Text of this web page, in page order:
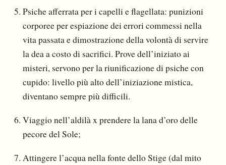
Psiche afferrata per i capelli e flagellata: punizioni
corporee per espiazione dei errori commessi nella
vita passata e dimostrazione della volontà di servire
la dea a costo di sacrifici. Prove dell’iniziato ai
misteri, servono per la riunificazione di psiche con
cupido: livello più alto dell’iniziazione mistica,
diventano sempre più difficili.
Viaggio nell’aldilà x prendere la lana d’oro delle
pecore del Sole;
Attingere l’acqua nella fonte dello Stige (dal mito